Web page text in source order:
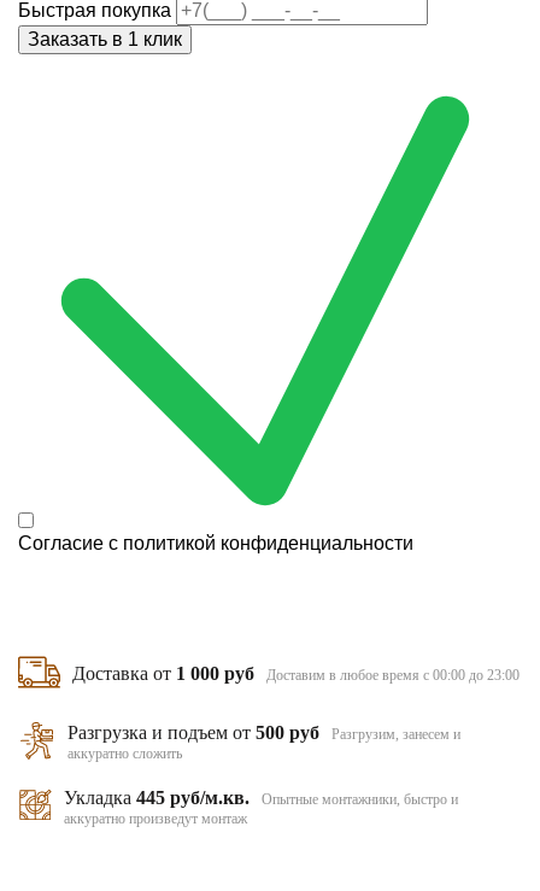
Быстрая покупка
Согласие с политикой конфиденциальности
Доставка от 1 000 руб Доставим в любое время с 00:00 до 23:00
Разгрузка и подъем от500 руб
Разгрузим, занесем и
аккуратно сложить
Укладка 445 руб/м.кв.
Опытные монтажники, быстро и
аккуратно произведут монтаж